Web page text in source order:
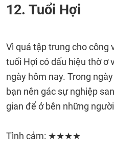
12. Tuổi Hợi
Vì quá tập trung cho công
tuổi Hợi có dấu hiệu thờ ơ
ngày hôm nay. Trong
bạn nên gác sự nghiệp
gian để ở bên những
Tình cảm: ★★★★